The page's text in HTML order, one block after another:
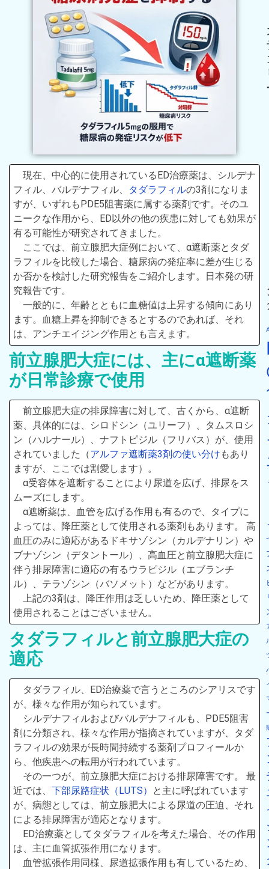
現在、中心的に使用されているED治療薬は、シルデナ
フィル、バルデナフィル、
タダラフィルの3剤になりま
すが、いずれもPDE5阻害薬に属する薬剤です。そのユ
ニークな作用から、ED以外の他の疾患に対しても効果が
有る可能性が研究されてきました。
ここでは、前立腺肥大症例において、α遮断薬とタダ
ラフィルを比較した場合、糖尿病の発症率に差が生じる
か否かを検討した研究報告をご紹介します。日本発の研
究報告です。
一般的に、年齢とともに血糖値は上昇する傾向にあり
ます。血糖上昇を抑制できるとするのであれば、それ
は、アンチエイジング作用とも言えます。
前立腺肥大症には、主にα遮断薬
が日常診療で使用
前立腺肥大症の排尿障害に対して、古くから、α遮断
薬、具体的には、シロドシン（ユリーフ）、タムスロシ
ン（ハルナール）、ナフトピジル（フリバス）が、使用
されていました（アルファ遮断薬3剤の使い分け もあり
ますが、ここでは割愛します）。
α受容体を遮断することにより尿道を広げ、排尿をス
ムーズにします。
α遮断薬は、血管を広げる作用も有るので、タイプに
よっては、降圧薬として使用される薬剤もあります。 高
血圧のみに適応があるドキサゾシン（カルデナリン）や
ブナゾシン（デタントール）、高血圧と前立腺肥大症に
伴う排尿障害に適応の有るウラピジル（エブランチ
ル）、テラゾシン（バソメット）などがあります。
上記の3剤は、降圧作用は乏しいため、降圧薬として
使用されることはございません。
タダラフィルと前立腺肥大症の
適応
タダラフィル、ED治療薬で言うところのシアリスです
が、様々な作用が知られています。
シルデナフィルおよびバルデナフィルも、PDE5阻害
剤に分類され、様々な作用が指摘されていますが、タダ
ラフィルの効果が長時間持続する薬剤プロフィールか
ら、他疾患への転用が行われています。
その一つが、前立腺肥大症における排尿障害です。 最
近では、 下部尿路症状（LUTS）
と主に呼ばれています
が、病態としては、前立腺肥大による尿道の圧迫、それ
による排尿障害が適応となります。
ED治療薬としてタダラフィルを考えた場合、その作用
は、主に血管拡張作用になります。
血管拡張作用同様、尿道拡張作用も有しているため、